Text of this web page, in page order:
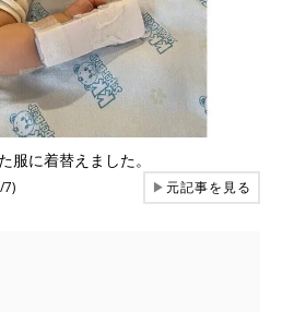
服に着替えました。
7) ▶元記事を見る